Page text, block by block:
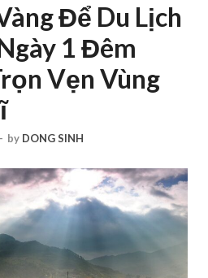
Để Du Lịch
1 Đêm
Vẹn Vùng
- by DONG SINH